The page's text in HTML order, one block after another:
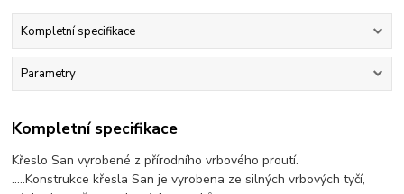
Kompletní specifikace
Parametry
Kompletní specifikace
Křeslo San vyrobené z přírodního vrbového proutí.
.....Konstrukce křesla San je vyrobena ze silných vrbových tyčí,